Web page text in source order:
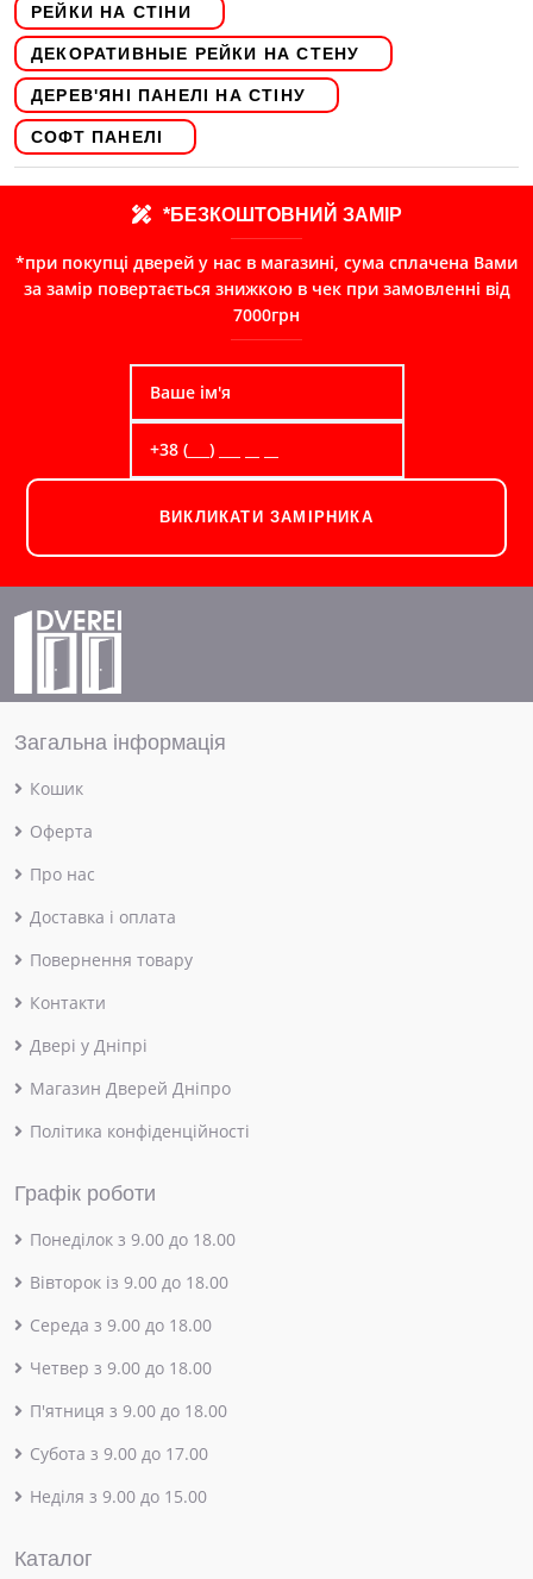
РЕЙКИ НА СТІНИ
ДЕКОРАТИВНЫЕ РЕЙКИ НА СТЕНУ
ДЕРЕВ'ЯНІ ПАНЕЛІ НА СТІНУ
СОФТ ПАНЕЛІ
*БЕЗКОШТОВНИЙ ЗАМІР
*при покупці дверей у нас в магазині, сума сплачена Вами
за замір повертається знижкою в чек при замовленні від
7000грн
ВИКЛИКАТИ ЗАМІРНИКА
Загальна інформація
Кошик
Оферта
Про нас
Доставка і оплата
Повернення товару
Контакти
Двері у Дніпрі
Магазин Дверей Дніпро
Політика конфіденційності
Графік роботи
Понеділок з 9.00 до 18.00
Вівторок із 9.00 до 18.00
Середа з 9.00 до 18.00
Четвер з 9.00 до 18.00
П'ятниця з 9.00 до 18.00
Субота з 9.00 до 17.00
Неділя з 9.00 до 15.00
Каталог